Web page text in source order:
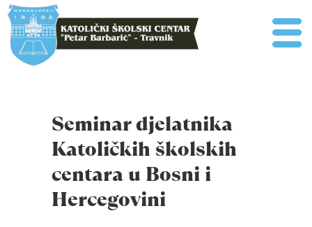
Seminar djelatnika
Katoličkih školskih
centara u Bosni i
Hercegovini